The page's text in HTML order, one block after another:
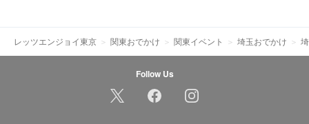
レッツエンジョイ東京 関東おでかけ 関東イベント 埼玉おでかけ
Follow Us